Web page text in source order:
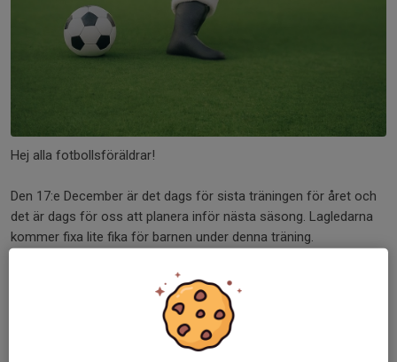
Hej alla fotbollsföräldrar!
Den 17:e December är det dags för sista träningen för året och
det är dags för oss att planera inför nästa säsong. Lagledarna
kommer fixa lite fika för barnen under denna träning.
Vi vill också bjuda in till ett föräldramöte online på kvällen den
17/12 kl. 20.30 för att informera om kommande säsong. Vad
gäller S:T Eriks-cupen så kommer vi ha lite större möjligheter att
välja antalet matcher som vi kan spela och därför vill vi stämma